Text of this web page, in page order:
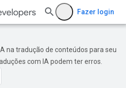
Fazer login
na tradução de conteúdos para seu
com IA podem ter erros.